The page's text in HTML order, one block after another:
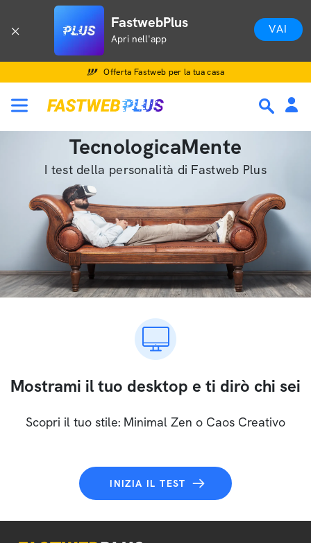
FastwebPlus
Apri nell'app
VAI
Offerta Fastweb per la tua casa
TecnologicaMente
I test della personalità di Fastweb Plus
Mostrami il tuo desktop e ti dirò chi sei
Scopri il tuo stile: Minimal Zen o Caos Creativo
INIZIA IL TEST